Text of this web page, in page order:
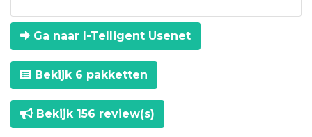
Ga naar I-Telligent Usenet
Bekijk 6 pakketten
Bekijk 156 review(s)